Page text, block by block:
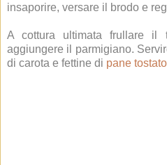
insaporire, versare il brodo e
A cottura ultimata frullare il
aggiungere il parmigiano.
di carota e fettine di pane tostato